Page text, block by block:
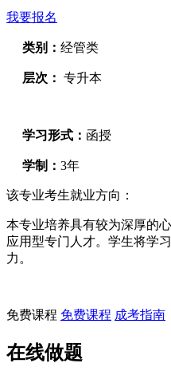
我要报名
类别： 经管类
层次： 专升本
学习形式： 函授
学制： 3年
该专业考生就业方向：
本专业培养具有较为深厚的
应用型专门人才。学生将学
力。
免费课程 免费课程 成考指南
在线做题